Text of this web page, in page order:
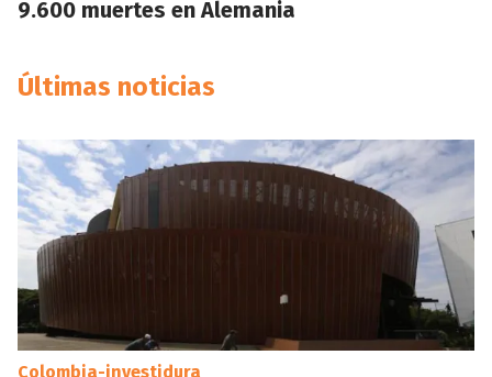
9.600 muertes en Alemania
Últimas noticias
Colombia-investidura